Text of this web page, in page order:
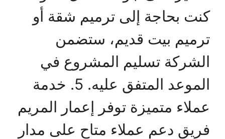
كنت بحاجة إلى ترميم شقة أو
ترميم بيت قديم، ستضمن
الشركة تسليم المشروع في
الموعد المتفق عليه. 5. خدمة
عملاء متميزة توفر إعمار المريم
فريق دعم عملاء متاح على مدار